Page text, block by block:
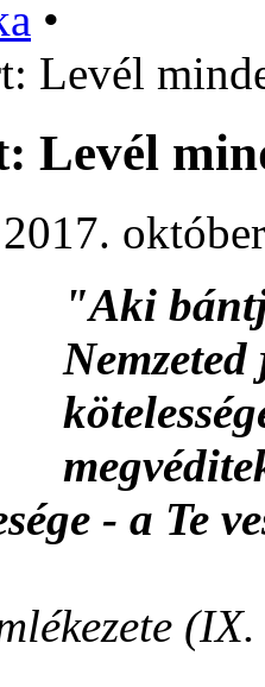
•
Levél
Levél
"Aki
- a Te
(IX.